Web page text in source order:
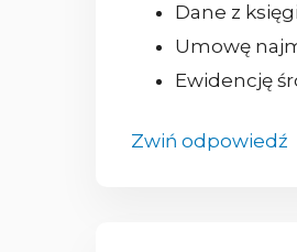
Zwiń odpowiedź
Dane z
Umowę
Ewidencję